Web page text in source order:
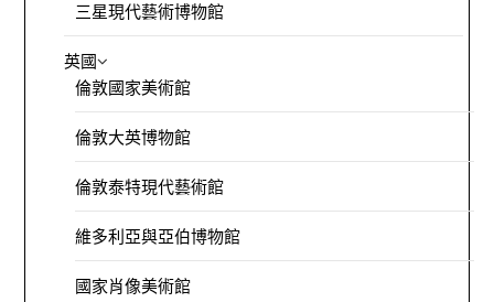
三星現代藝術博物館
英國
倫敦國家美術館
倫敦大英博物館
倫敦泰特現代藝術館
維多利亞與亞伯博物館
國家肖像美術館